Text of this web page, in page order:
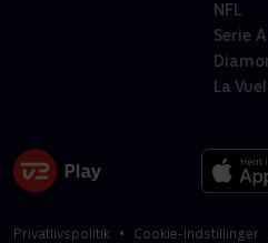
NFL
Serie A
La
Privatlivspolitik Cookie-indstillinger